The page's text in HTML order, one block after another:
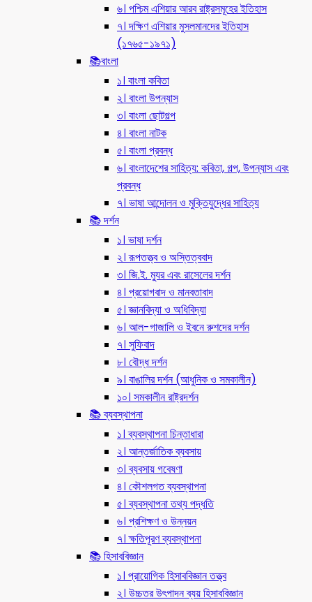
৬। পশ্চিম এশিয়ার আরব রাষ্ট্রসমূহের ইতিহাস
৭। দক্ষিণ এশিয়ার মুসলমানদের ইতিহাস
(১৭৬৫-১৯৭১)
📚বাংলা
১। বাংলা কবিতা
২। বাংলা উপন্যাস
৩। বাংলা ছোটগল্প
৪। বাংলা নাটক
৫। বাংলা প্রবন্ধ
৬। বাংলাদেশের সাহিত্য: কবিতা, গল্প, উপন্যাস এবং
প্রবন্ধ
৭। ভাষা আন্দোলন ও মুক্তিযুদ্ধের সাহিত্য
📚 দর্শন
১। ভাষা দর্শন
২। রূপতত্ত্ব ও অস্তিত্ববাদ
৩। জি.ই. ম্যুর এবং রাসেলের দর্শন
৪। প্রয়োগবাদ ও মানবতাবাদ
৫। জ্ঞানবিদ্যা ও অধিবিদ্যা
৬। আল-গাজালি ও ইবনে রুশদের দর্শন
৭। সুফিবাদ
৮। বৌদ্ধ দর্শন
৯। বাঙালির দর্শন (আধুনিক ও সমকালীন)
১০। সমকালীন রাষ্ট্রদর্শন
📚 ব্যবস্থাপনা
১। ব্যবস্থাপনা চিন্তাধারা
২। আন্তর্জাতিক ব্যবসায়
৩। ব্যবসায় গবেষণা
৪। কৌশলগত ব্যবস্থাপনা
৫। ব্যবস্থাপনা তথ্য পদ্ধতি
৬। প্রশিক্ষণ ও উন্নয়ন
৭। ক্ষতিপূরণ ব্যবস্থাপনা
📚 হিসাববিজ্ঞান
১। প্রায়োগিক হিসাববিজ্ঞান তত্ত্ব
২। উচ্চতর উৎপাদন ব্যয় হিসাববিজ্ঞান